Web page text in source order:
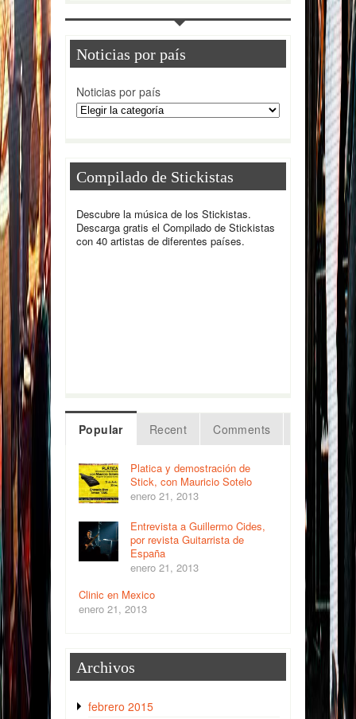
Noticias por país
Noticias por país
Compilado de Stickistas
Descubre la música de los Stickistas.
Descarga gratis el Compilado de Stickistas
con 40 artistas de diferentes países.
Popular Recent Comments
Platica y demostración de
Stick, con Mauricio Sotelo
enero 21, 2013
Entrevista a Guillermo Cides,
por revista Guitarrista de
España
enero 21, 2013
Clinic en Mexico
enero 21, 2013
Archivos
febrero 2015